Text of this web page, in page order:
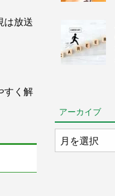
は放送
すく解
アーカイブ
ー